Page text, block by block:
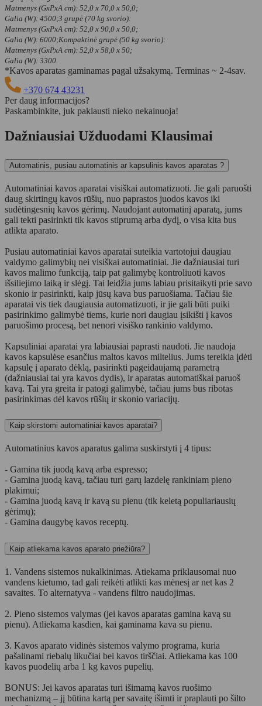
Matmenys (GxPxA cm): 52,0 x 70,0 x 50,0;
Galia (W): 4500;3 grupė (70 kg svorio):
Matmenys (GxPxA cm): 52,0 x 90,0 x 50,0;
Galia (W): 6000;Kompaktinė grupė (50 kg svorio):
Matmenys (GxPxA cm): 52,0 x 58,0 x 50;
Galia (W): 3300.
*Kavos aparatas gaminamas pagal užsakymą. Terminas ~ 2-4sav.
+370 674 43231
Per daug informacijos?
Paskambinkite, juk paklausti nieko nekainuoja!
Dažniausiai Užduodami Klausimai
Automatinis, pusiau automatinis ar kapsulinis kavos aparatas ?
Automatiniai kavos aparatai visiškai automatizuoti. Jie gali paruošti
daug skirtingų kavos rūšių, nuo paprastos juodos kavos iki
sudėtingesnių kavos gėrimų. Naudojant automatinį aparatą, jums
gali tekti pasirinkti tik kavos stiprumą arba dydį, o visa kita bus
atlikta aparato.
Pusiau automatiniai kavos aparatai suteikia vartotojui daugiau
valdymo galimybių nei visiškai automatiniai. Jie dažniausiai turi
kavos malimo funkciją, taip pat galimybę kontroliuoti kavos
išsiliejimo laiką ir slėgį. Tai leidžia jums labiau prisitaikyti prie savo
skonio ir pasirinkti, kaip jūsų kava bus paruošiama. Tačiau šie
aparatai vis tiek daugiausia automatizuoti, ir jie gali būti puiki
pasirinkimo galimybė tiems, kurie nori daugiau įsikišti į kavos
paruošimo procesą, bet nenori visiško rankinio valdymo.
Kapsuliniai aparatai yra labiausiai paprasti naudoti. Jie naudoja
kavos kapsulėse esančius maltos kavos miltelius. Jums tereikia įdėti
kapsulę į aparato dėklą, pasirinkti pageidaujamą parametrą
(dažniausiai tai yra kavos dydis), ir aparatas automatiškai paruoš
kavą. Tai yra greita ir patogi galimybė, tačiau jums bus ribotas
pasirinkimas dėl kavos rūšių ir skonio variacijų.
Kaip skirstomi automatiniai kavos aparatai?
Automatinius kavos aparatus galima suskirstyti į 4 tipus:
- Gamina tik juodą kavą arba espresso;
- Gamina juodą kavą, tačiau turi garų lazdelę rankiniam pieno
plakimui;
- Gamina juodą kavą ir kavą su pienu (tik keletą populiariausių
gėrimų);
- Gamina daugybę kavos receptų.
Kaip atliekama kavos aparato priežiūra?
1. Vandens sistemos nukalkinimas. Atiekama priklausomai nuo
vandens kietumo, tad gali reikėti atlikti kas mėnesį ar net kas 2
savaites. To alternatyva - vandens filtro naudojimas.
2. Pieno sistemos valymas (jei kavos aparatas gamina kavą su
pienu). Atliekama kasdien, kai gaminama kava su pienu.
3. Kavos aparato vidinės sistemos valymo programa, kuria
pašalinami riebalų likučiai bei kavos tirščiai. Atliekama kas 100
kavos puodelių arba 1 kg kavos pupelių.
BONUS: Jei kavos aparatas turi išimamą kavos ruošimo
mechanizmą – jį būtina kartą per savaitę išimti ir praplauti po šilto